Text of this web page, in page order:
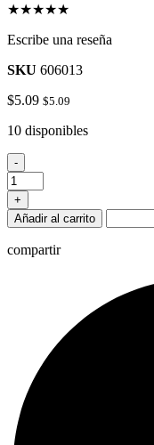
★★★★★
Escribe una reseña
SKU 606013
$5.09 $5.09
10 disponibles
Bosså¨
362
De
Hidromasaje
De
Y
-
+
Añadir al carrito
compartir